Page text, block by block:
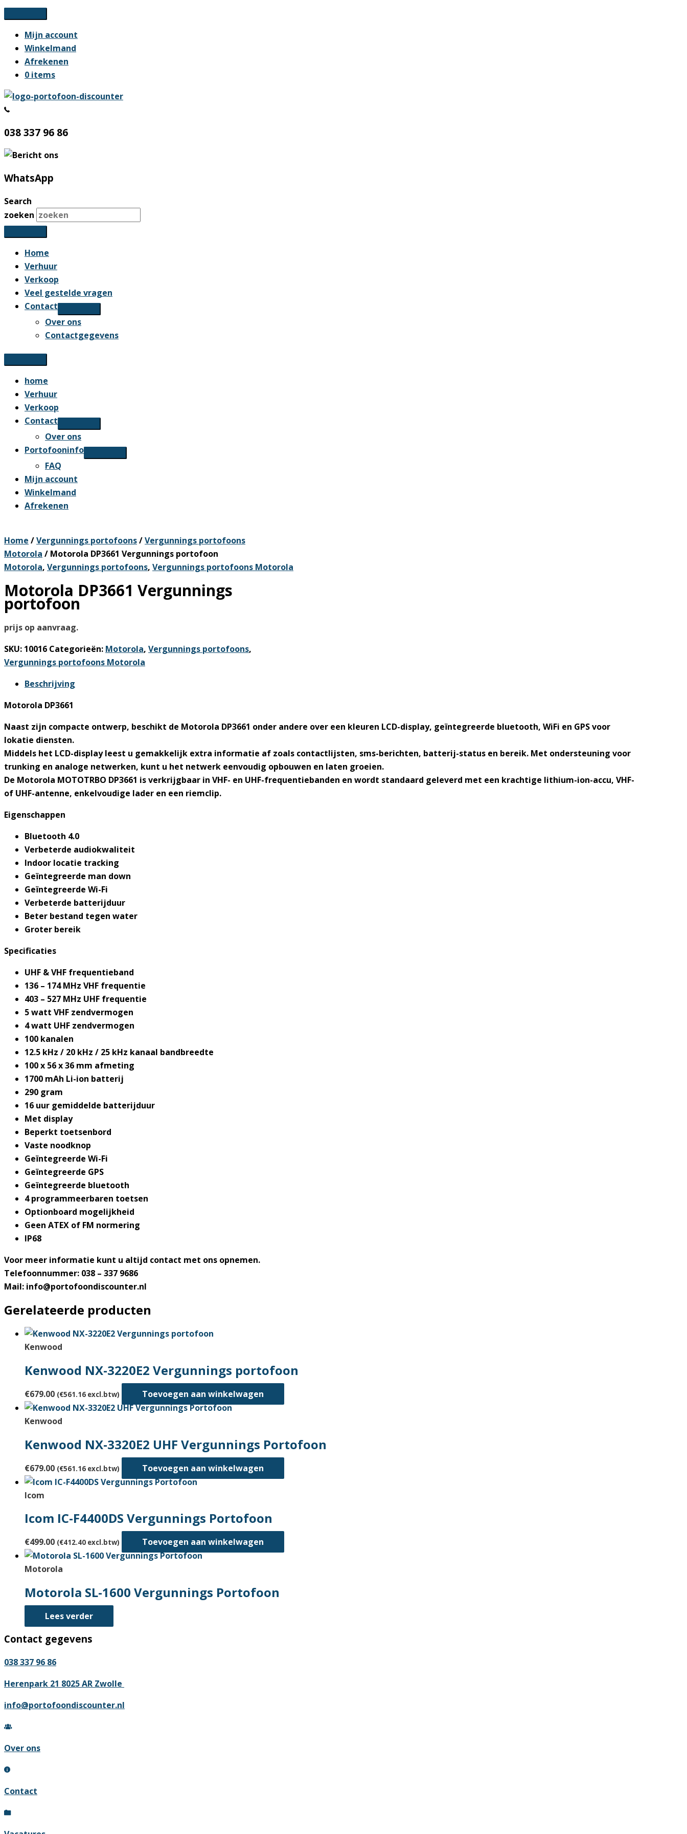
Ga
naar
inhoud
Mijn account
Winkelmand
Afrekenen
0 items
038 337 96 86
WhatsApp
Search
zoeken
Home
Verhuur
Verkoop
Veel gestelde vragen
Contact
Over ons
Contactgegevens
home
Verhuur
Verkoop
Contact
Over ons
Portofooninfo
FAQ
Mijn account
Winkelmand
Afrekenen
Home /Vergunnings portofoons/Vergunnings portofoons
Motorola / Motorola DP3661 Vergunnings portofoon
Motorola, Vergunnings portofoons, Vergunnings portofoons Motorola
Motorola DP3661 Vergunnings
portofoon
prijs op aanvraag.
SKU: 10016 Categorieën: Motorola, Vergunnings portofoons,
Vergunnings portofoons Motorola
Beschrijving
Motorola DP3661
Naast zijn compacte ontwerp, beschikt de Motorola DP3661 onder andere over een kleuren LCD-display, geïntegreerde bluetooth, WiFi en GPS voor
lokatie diensten.
Middels het LCD-display leest u gemakkelijk extra informatie af zoals contactlijsten, sms-berichten, batterij-status en bereik. Met ondersteuning voor
trunking en analoge netwerken, kunt u het netwerk eenvoudig opbouwen en laten groeien.
De Motorola MOTOTRBO DP3661 is verkrijgbaar in VHF- en UHF-frequentiebanden en wordt standaard geleverd met een krachtige lithium-ion-accu, VHF-
of UHF-antenne, enkelvoudige lader en een riemclip.
Eigenschappen
Bluetooth 4.0
Verbeterde audiokwaliteit
Indoor locatie tracking
Geïntegreerde man down
Geïntegreerde Wi-Fi
Verbeterde batterijduur
Beter bestand tegen water
Groter bereik
Specificaties
UHF & VHF frequentieband
136 – 174 MHz VHF frequentie
403 – 527 MHz UHF frequentie
5 watt VHF zendvermogen
4 watt UHF zendvermogen
100 kanalen
12.5 kHz / 20 kHz / 25 kHz kanaal bandbreedte
100 x 56 x 36 mm afmeting
1700 mAh Li-ion batterij
290 gram
16 uur gemiddelde batterijduur
Met display
Beperkt toetsenbord
Vaste noodknop
Geïntegreerde Wi-Fi
Geïntegreerde GPS
Geïntegreerde bluetooth
4 programmeerbaren toetsen
Optionboard mogelijkheid
Geen ATEX of FM normering
IP68
Voor meer informatie kunt u altijd contact met ons opnemen.
Telefoonnummer: 038 – 337 9686
Mail: info@portofoondiscounter.nl
Gerelateerde producten
Kenwood
Kenwood NX-3220E2 Vergunnings portofoon
€679.00 (€561.16 excl.btw) Toevoegen aan winkelwagen
Kenwood
Kenwood NX-3320E2 UHF Vergunnings Portofoon
€679.00 (€561.16 excl.btw) Toevoegen aan winkelwagen
Icom
Icom IC-F4400DS Vergunnings Portofoon
€499.00 (€412.40 excl.btw) Toevoegen aan winkelwagen
Motorola
Motorola SL-1600 Vergunnings Portofoon
Lees verder
Contact gegevens
038 337 96 86
Herenpark 21 8025 AR Zwolle
info@portofoondiscounter.nl
Over ons
Contact